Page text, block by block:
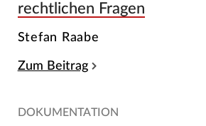
rechtlichen Fragen
Stefan Raabe
Zum Beitrag
DOKUMENTATION